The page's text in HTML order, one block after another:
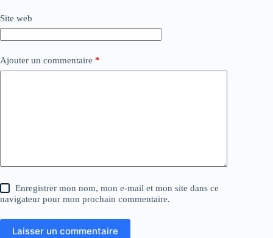
Site web
Ajouter un commentaire *
Enregistrer mon nom, mon e-mail et mon site dans ce
navigateur pour mon prochain commentaire.
Laisser un commentaire